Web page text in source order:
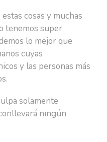
cosas y muchas
tenemos super
lo mejor que
cuyas
y las personas más
solamente
ningún